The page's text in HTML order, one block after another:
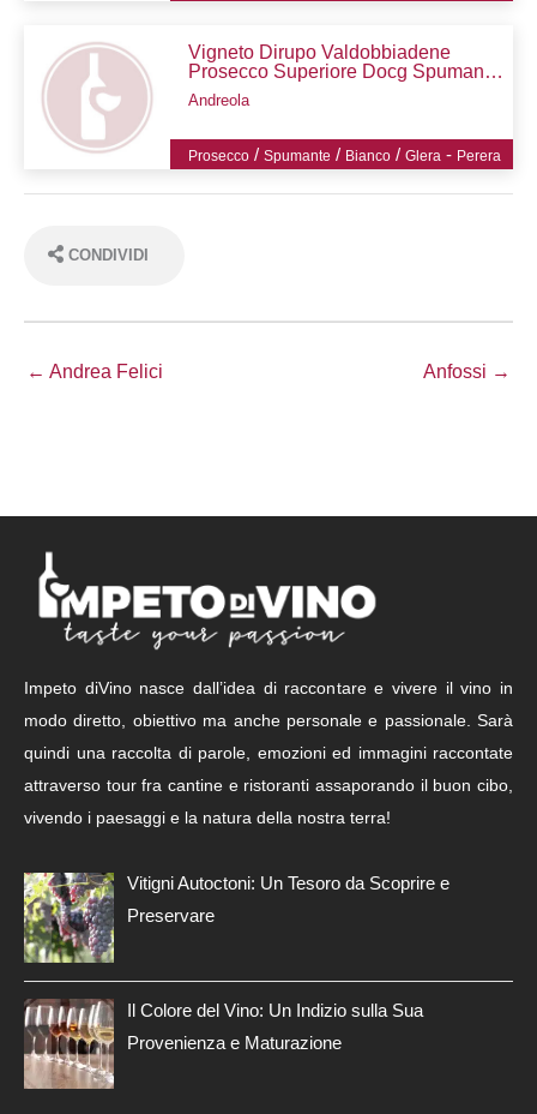
Vigneto Dirupo Valdobbiadene
Prosecco Superiore Docg Spumante
Extra Dry
Andreola
Prosecco /Spumante / Bianco /Glera - Perera
CONDIVIDI
← Andrea Felici Anfossi →
Impeto diVino nasce dall’idea di raccontare e vivere il vino in
modo diretto, obiettivo ma anche personale e passionale. Sarà
quindi una raccolta di parole, emozioni ed immagini raccontate
attraverso tour fra cantine e ristoranti assaporando il buon cibo,
vivendo i paesaggi e la natura della nostra terra!
Vitigni Autoctoni: Un Tesoro da Scoprire e
Preservare
Il Colore del Vino: Un Indizio sulla Sua
Provenienza e Maturazione